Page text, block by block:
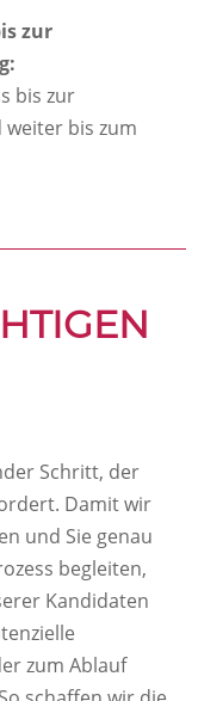
zur
bis zur
bis zum
Schritt, der
Damit wir
und Sie genau
begleiten,
Kandidaten
zum Ablauf